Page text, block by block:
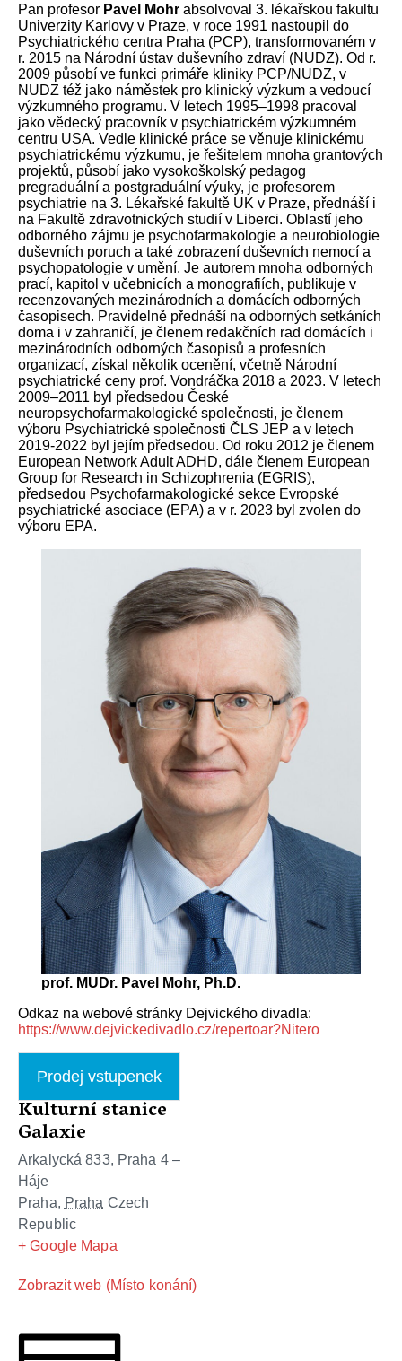
Pan profesor Pavel Mohr absolvoval 3. lékařskou fakultu
Univerzity Karlovy v Praze, v roce 1991 nastoupil do
Psychiatrického centra Praha (PCP), transformovaném v
r. 2015 na Národní ústav duševního zdraví (NUDZ). Od r.
2009 působí ve funkci primáře kliniky PCP/NUDZ, v
NUDZ též jako náměstek pro klinický výzkum a vedoucí
výzkumného programu. V letech 1995–1998 pracoval
jako vědecký pracovník v psychiatrickém výzkumném
centru USA. Vedle klinické práce se věnuje klinickému
psychiatrickému výzkumu, je řešitelem mnoha grantových
projektů, působí jako vysokoškolský pedagog
pregraduální a postgraduální výuky, je profesorem
psychiatrie na 3. Lékařské fakultě UK v Praze, přednáší i
na Fakultě zdravotnických studií v Liberci. Oblastí jeho
odborného zájmu je psychofarmakologie a neurobiologie
duševních poruch a také zobrazení duševních nemocí a
psychopatologie v umění. Je autorem mnoha odborných
prací, kapitol v učebnicích a monografiích, publikuje v
recenzovaných mezinárodních a domácích odborných
časopisech. Pravidelně přednáší na odborných setkáních
doma i v zahraničí, je členem redakčních rad domácích i
mezinárodních odborných časopisů a profesních
organizací, získal několik ocenění, včetně Národní
psychiatrické ceny prof. Vondráčka 2018 a 2023. V letech
2009–2011 byl předsedou České
neuropsychofarmakologické společnosti, je členem
výboru Psychiatrické společnosti ČLS JEP a v letech
2019-2022 byl jejím předsedou. Od roku 2012 je členem
European Network Adult ADHD, dále členem European
Group for Research in Schizophrenia (EGRIS),
předsedou Psychofarmakologické sekce Evropské
psychiatrické asociace (EPA) a v r. 2023 byl zvolen do
výboru EPA.
prof. MUDr. Pavel Mohr, Ph.D.
Odkaz na webové stránky Dejvického divadla:
https://www.dejvickedivadlo.cz/repertoar?Nitero
Prodej vstupenek
Kulturní stanice
Galaxie
Arkalycká 833, Praha 4 –
Háje
Praha, Praha Czech
Republic
+ Google Mapa
Zobrazit web (Místo konání)